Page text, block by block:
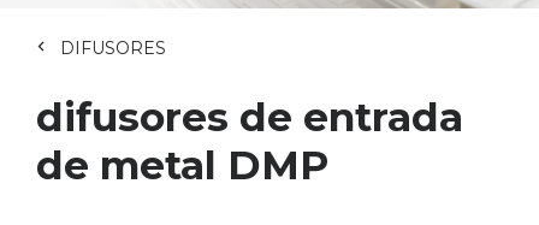
DIFUSORES
difusores de entrada
de metal DMP